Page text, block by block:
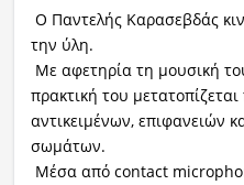
Ο Παντελής Καρασεβδάς
την ύλη.
Με αφετηρία τη μουσική
πρακτική του
αντικειμένων, επιφανειών
σωμάτων.
Μέσα από contact